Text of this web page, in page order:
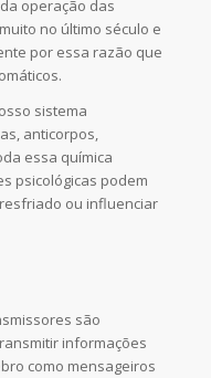
operação das
no último século e
por essa razão que
sistema
anticorpos,
essa química
psicológicas podem
ou influenciar
são
informações
como mensageiros